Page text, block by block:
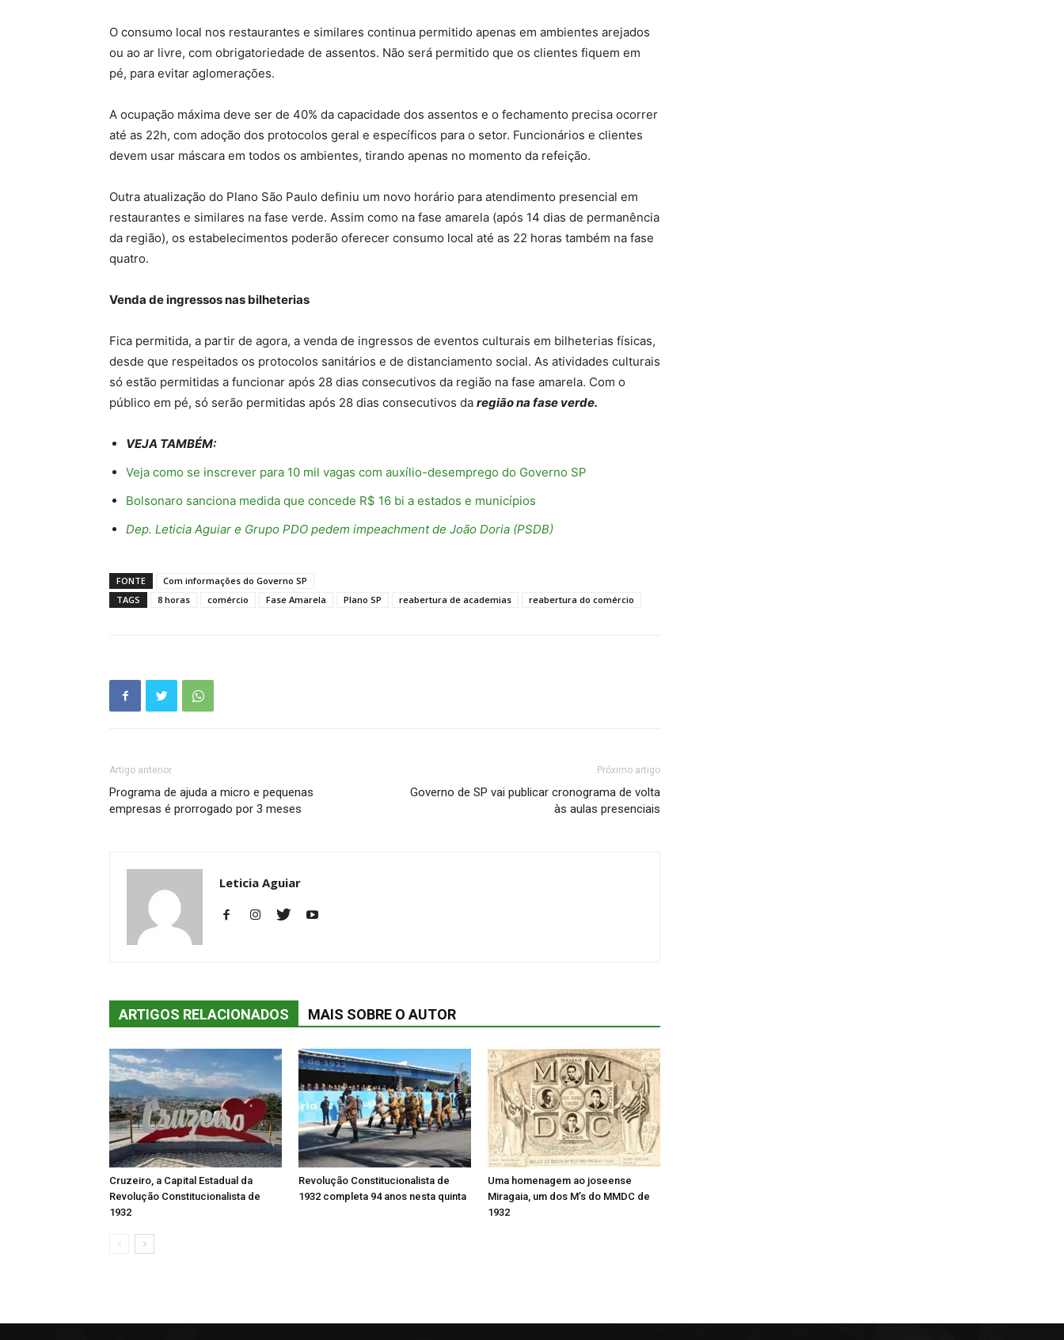
O consumo local nos restaurantes e similares continua permitido apenas em ambientes arejados
ou ao ar livre, com obrigatoriedade de assentos. Não será permitido que os clientes fiquem em
pé, para evitar aglomerações.
A ocupação máxima deve ser de 40% da capacidade dos assentos e o fechamento precisa ocorrer
até as 22h, com adoção dos protocolos geral e específicos para o setor. Funcionários e clientes
devem usar máscara em todos os ambientes, tirando apenas no momento da refeição.
Outra atualização do Plano São Paulo definiu um novo horário para atendimento presencial em
restaurantes e similares na fase verde. Assim como na fase amarela (após 14 dias de permanência
da região), os estabelecimentos poderão oferecer consumo local até as 22 horas também na fase
quatro.
Venda de ingressos nas bilheterias
Fica permitida, a partir de agora, a venda de ingressos de eventos culturais em bilheterias físicas,
desde que respeitados os protocolos sanitários e de distanciamento social. As atividades culturais
só estão permitidas a funcionar após 28 dias consecutivos da região na fase amarela. Com o
público em pé, só serão permitidas após 28 dias consecutivos da região na fase verde.
VEJA TAMBÉM:
Veja como se inscrever para 10 mil vagas com auxílio-desemprego do Governo SP
Bolsonaro sanciona medida que concede R$ 16 bi a estados e municípios
Dep. Leticia Aguiar e Grupo PDO pedem impeachment de João Doria (PSDB)
FONTE
Com informações do Governo SP
TAGS
8 horas comércio Fase Amarela Plano SP reabertura de academias reabertura do comércio
Artigo anterior
Programa de ajuda a micro e pequenas
empresas é prorrogado por 3 meses
Próximo artigo
Governo de SP vai publicar cronograma de volta
às aulas presenciais
Leticia Aguiar
ARTIGOS RELACIONADOS MAIS SOBRE O AUTOR
Cruzeiro, a Capital Estadual da
Revolução Constitucionalista de
1932
Revolução Constitucionalista de
1932 completa 94 anos nesta quinta
Uma homenagem ao joseense
Miragaia, um dos M’s do MMDC de
1932